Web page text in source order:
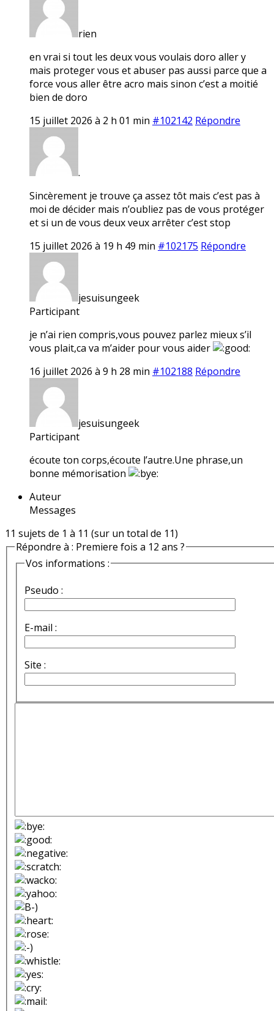
rien
en vrai si tout les deux vous voulais doro aller y
mais proteger vous et abuser pas aussi parce que a
force vous aller être acro mais sinon c’est a moitié
bien de doro
15 juillet 2026 à 2 h 01 min #102142 Répondre
.
Sincèrement je trouve ça assez tôt mais c’est pas à
moi de décider mais n’oubliez pas de vous protéger
et si un de vous deux veux arrêter c’est stop
15 juillet 2026 à 19 h 49 min #102175 Répondre
jesuisungeek
Participant
je n’ai rien compris,vous pouvez parlez mieux s’il
vous plait,ca va m’aider pour vous aider
16 juillet 2026 à 9 h 28 min #102188 Répondre
jesuisungeek
Participant
écoute ton corps,écoute l’autre.Une phrase,un
bonne mémorisation
Auteur
Messages
11 sujets de 1 à 11 (sur un total de 11)
Répondre à : Premiere fois a 12 ans ?
Vos informations :
Pseudo :
E-mail :
Site :